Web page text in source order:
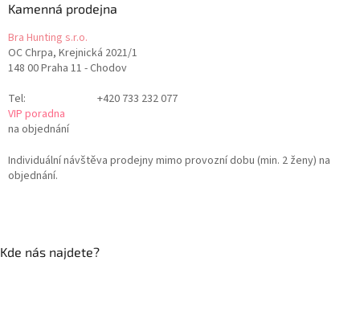
Kamenná prodejna
Bra Hunting s.r.o.
OC Chrpa, Krejnická 2021/1
148 00 Praha 11 - Chodov
Tel:
+420 733 232 077
VIP poradna
na objednání
Individuální návštěva prodejny mimo provozní dobu (min. 2 ženy) na
objednání.
Kde nás najdete?